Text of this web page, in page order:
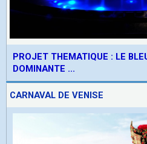
PROJET THEMATIQUE : LE
DOMINANTE ...
CARNAVAL DE VENISE